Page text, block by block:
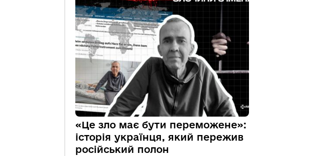
«Це зло має бути переможене»:
історія українця, який пережив
російський полон